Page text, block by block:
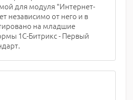
для модуля "Интернет-
независимо от него и в
на младшие
1С-Битрикс - Первый